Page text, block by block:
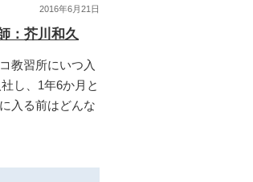
2016年6月21日
：芥川和久
教習所にいつ入
し、1年6か月と
入る前はどんな